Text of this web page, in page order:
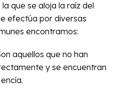
que se aloja la raíz del
efectúa por diversas
encontramos:
aquellos que no han
y se encuentran